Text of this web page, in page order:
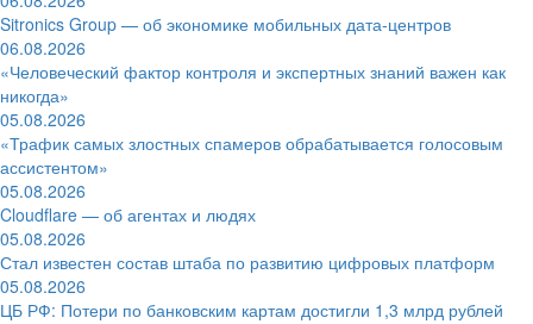
Sitronics Group — об экономике мобильных дата-центров
06.08.2026
«Человеческий фактор контроля и экспертных знаний важен как
никогда»
05.08.2026
«Трафик самых злостных спамеров обрабатывается голосовым
ассистентом»
05.08.2026
Cloudflare — об агентах и людях
05.08.2026
Стал известен состав штаба по развитию цифровых платформ
05.08.2026
ЦБ РФ: Потери по банковским картам достигли 1,3 млрд рублей